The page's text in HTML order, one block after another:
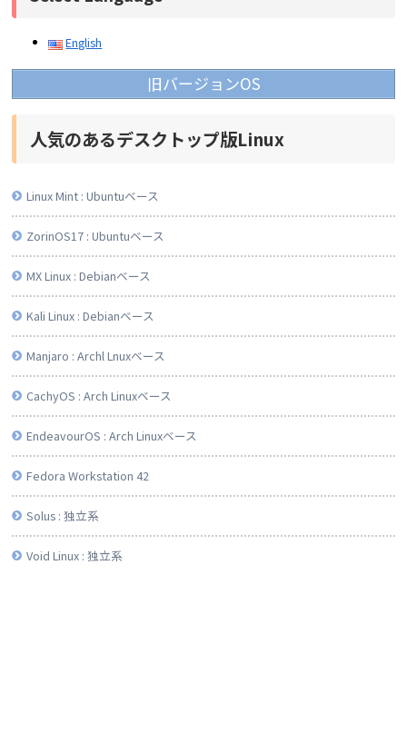
English
旧バージョンOS
人気のあるデスクトップ版Linux
Linux Mint : Ubuntuベース
ZorinOS17 : Ubuntuベース
MX Linux : Debianベース
Kali Linux : Debianベース
Manjaro : Archl Lnuxベース
CachyOS : Arch Linuxベース
EndeavourOS : Arch Linuxベース
Fedora Workstation 42
Solus : 独立系
Void Linux : 独立系